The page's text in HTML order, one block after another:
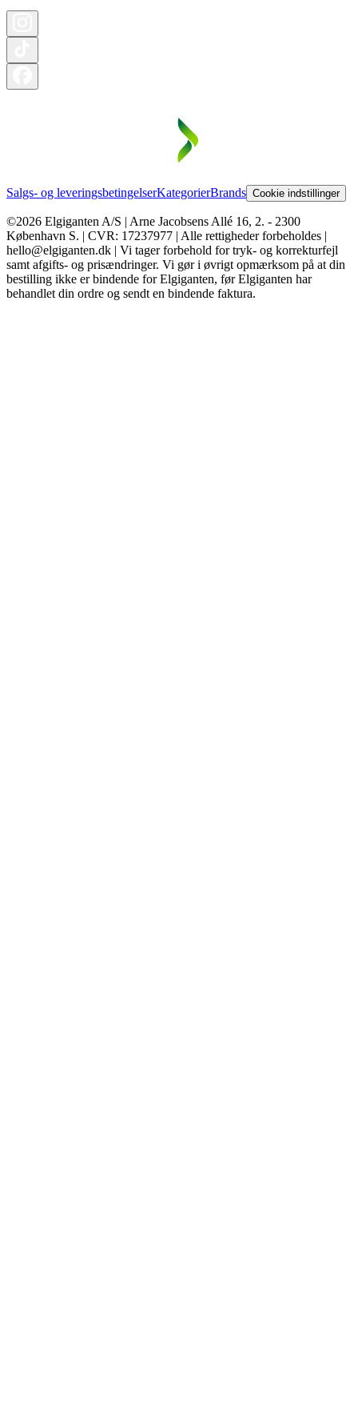
Salgs- og leveringsbetingelserKategorierBrands Cookie indstillinger
©2026 Elgiganten A/S | Arne Jacobsens Allé 16, 2. - 2300
København S. | CVR: 17237977 | Alle rettigheder forbeholdes |
hello@elgiganten.dk | Vi tager forbehold for tryk- og korrekturfejl
samt afgifts- og prisændringer. Vi gør i øvrigt opmærksom på at din
bestilling ikke er bindende for Elgiganten, før Elgiganten har
behandlet din ordre og sendt en bindende faktura.